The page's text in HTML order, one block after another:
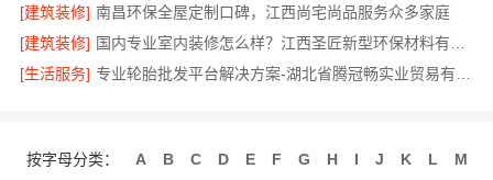
[建筑装修] 南昌环保全屋定制口碑，江西尚宅尚品服务众多家庭
[建筑装修]
[生活服务]
按字母分类： A B C D E F G H I J K L
M